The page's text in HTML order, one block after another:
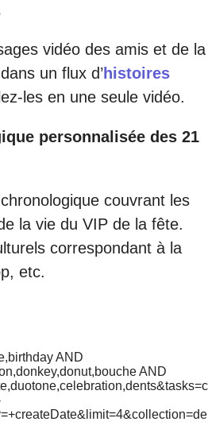
vidéo des amis et de la
un flux d’histoires
les en une seule vidéo.
personnalisée des 21
chronologique couvrant les
la vie du VIP de la fête.
correspondant à la
etc.
AND
AND